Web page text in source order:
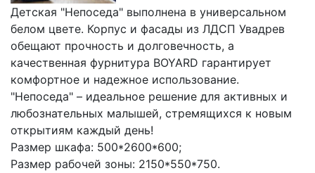
Детская "Непоседа" выполнена в универсальном
белом цвете. Корпус и фасады из ЛДСП Увадрев
обещают прочность и долговечность, а
качественная фурнитура BOYARD гарантирует
комфортное и надежное использование.
"Непоседа" – идеальное решение для активных и
любознательных малышей, стремящихся к новым
открытиям каждый день!
Размер шкафа: 500*2600*600;
Размер рабочей зоны: 2150*550*750.